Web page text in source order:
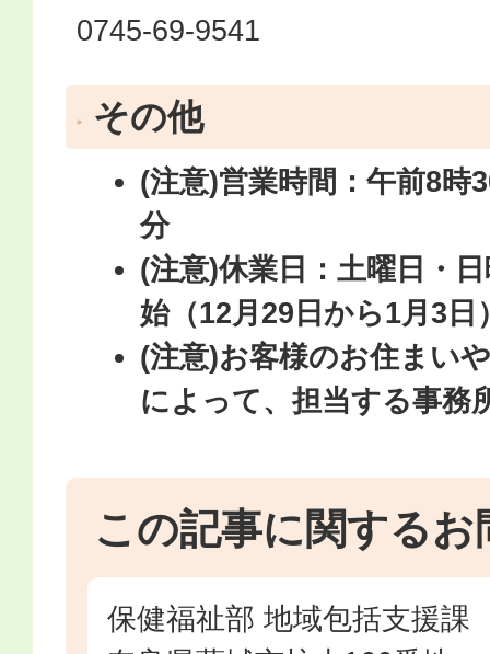
0745-69-9541
その他
(注意)営業時間：午前8時
分
(注意)休業日：土曜日・
始（12月29日から1月3日
(注意)お客様のお住まい
によって、担当する事務
この記事に関するお
保健福祉部 地域包括支援課